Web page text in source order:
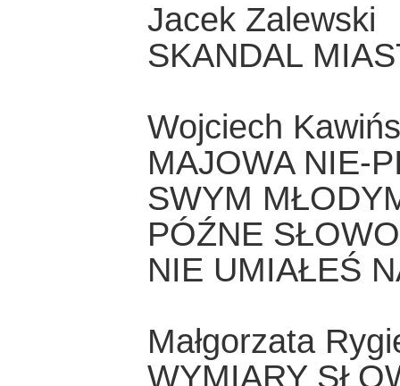
Jacek Zalewski
SKANDAL
Wojciech
MAJOWA NIE-
SWYM
PÓŹNE
NIE UMIAŁEŚ
Małgorzata
WYMIARY